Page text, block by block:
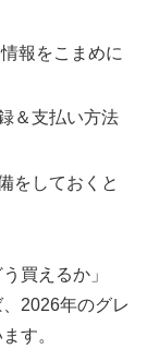
報をこまめに
＆支払い方法
をしておくと
買えるか」
2026年のグレ
す。